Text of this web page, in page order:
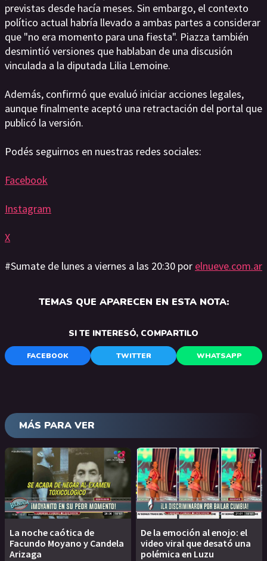
previstas desde hacía meses. Sin embargo, el contexto
político actual habría llevado a ambas partes a considerar
que "no era momento para una fiesta". Piazza también
desmintió versiones que hablaban de una discusión
vinculada a la diputada Lilia Lemoine.
Además, confirmó que evaluó iniciar acciones legales,
aunque finalmente aceptó una retractación del portal que
publicó la versión.
Podés seguirnos en nuestras redes sociales:
Facebook
Instagram
X
#Sumate de lunes a viernes a las 20:30 por elnueve.com.ar
TEMAS QUE APARECEN EN ESTA NOTA:
SI TE INTERESÓ, COMPARTILO
FACEBOOK TWITTER WHATSAPP
MÁS PARA VER
La noche caótica de
Facundo Moyano y Candela
Arizaga
De la emoción al enojo: el
video viral que desató una
polémica en Luzu